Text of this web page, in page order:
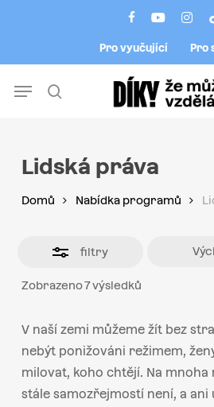
facebookyoutube
Pro vyučující Pro
Menu
Lidská práva
Domů Nabídka programů
filtry
Zobrazeno 7 výsledků
V naší zemi můžeme žít bez
nebýt ponižováni režimem,
milovat, koho chtějí. Na mnoha
stále samozřejmostí není, a ani